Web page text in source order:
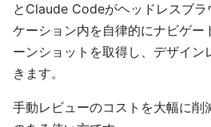
とClaude Codeがヘッドレスブラ
ケーション内を自律的にナビゲー
ーンショットを取得し、デザイン
きます。
手動レビューのコストを大幅に削